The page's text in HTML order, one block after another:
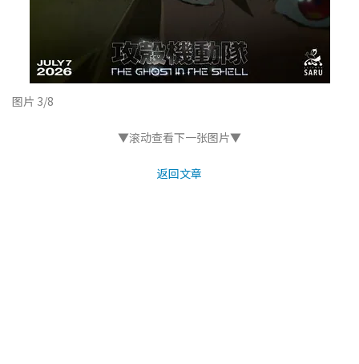
图片 3/8
▼滚动查看下一张图片▼
返回文章